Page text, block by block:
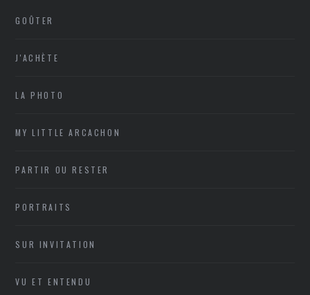
GOÛTER
J'ACHÈTE
LA PHOTO
MY LITTLE ARCACHON
PARTIR OU RESTER
PORTRAITS
SUR INVITATION
VU ET ENTENDU